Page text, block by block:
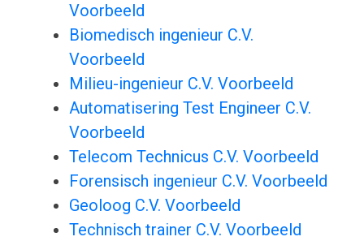
Voorbeeld
Biomedisch ingenieur C.V.
Voorbeeld
Milieu-ingenieur C.V. Voorbeeld
Automatisering Test Engineer C.V.
Voorbeeld
Telecom Technicus C.V. Voorbeeld
Forensisch ingenieur C.V. Voorbeeld
Geoloog C.V. Voorbeeld
Technisch trainer C.V. Voorbeeld